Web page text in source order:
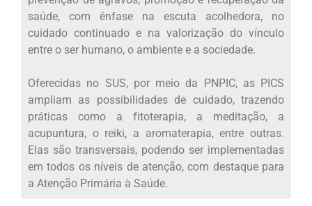
saúde, com ênfase na escuta acolhedora, no
cuidado continuado e na valorização do vínculo
entre o ser humano, o ambiente e a sociedade.
Oferecidas no SUS, por meio da PNPIC, as PICS
ampliam as possibilidades de cuidado, trazendo
práticas como a fitoterapia, a meditação, a
acupuntura, o reiki, a aromaterapia, entre outras.
Elas são transversais, podendo ser implementadas
em todos os níveis de atenção, com destaque para
a Atenção Primária à Saúde.